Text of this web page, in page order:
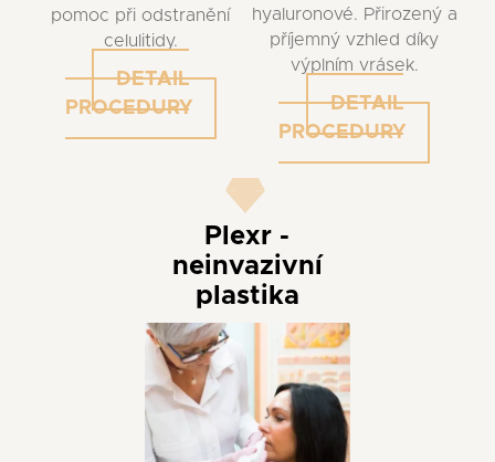
pomoc při odstranění
celulitidy.
DETAIL
PROCEDURY
hyaluronové. Přirozený a
příjemný vzhled díky
výplním vrásek.
DETAIL
PROCEDURY
Plexr -
neinvazivní
plastika